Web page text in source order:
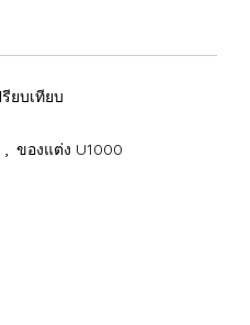
รียบเทียบ
, ของแต่ง U1000